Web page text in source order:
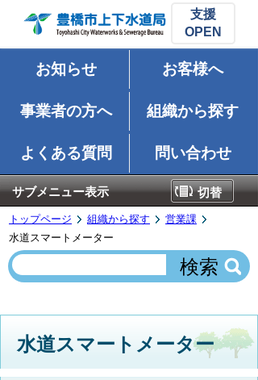
支援
お知らせ お客様へ
事業者の方へ 組織から探す
よくある質問 問い合わせ
サブメニュー表示 切替
トップページ 組織から探す
営業課
水道スマートメーター
水道スマートメーター